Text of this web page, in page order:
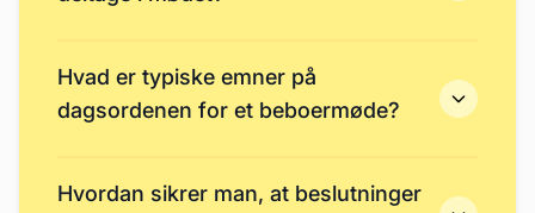
Hvad er typiske emner på
dagsordenen for et beboermøde?
Hvordan sikrer man, at beslutninger